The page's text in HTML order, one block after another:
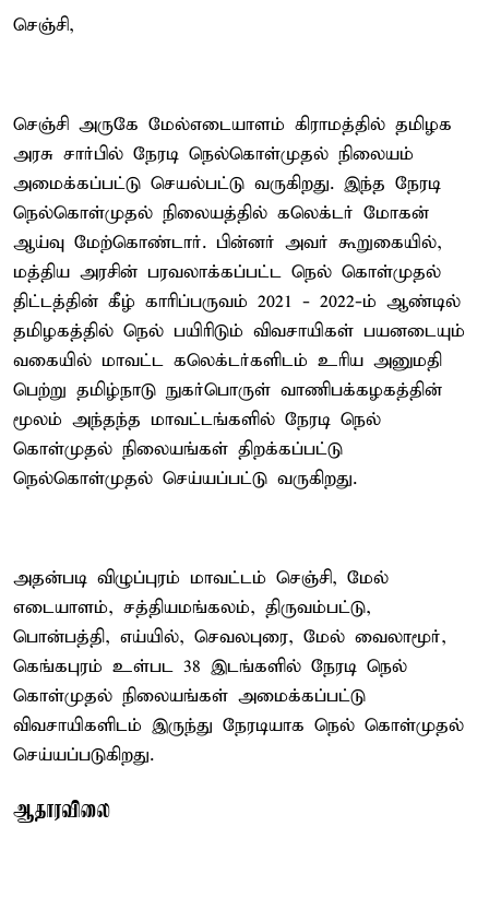
செஞ்சி,
செஞ்சி அருகே மேல்எடையாளம் கிராமத்தில் தமிழக
அரசு சார்பில் நேரடி நெல்கொள்முதல் நிலையம்
அமைக்கப்பட்டு செயல்பட்டு வருகிறது. இந்த நேரடி
நெல்கொள்முதல் நிலையத்தில் கலெக்டர் மோகன்
ஆய்வு மேற்கொண்டார். பின்னர் அவர் கூறுகையில்,
மத்திய அரசின் பரவலாக்கப்பட்ட நெல் கொள்முதல்
திட்டத்தின் கீழ் காரிப்பருவம் 2021 - 2022-ம் ஆண்டில்
தமிழகத்தில் நெல் பயிரிடும் விவசாயிகள் பயனடையும்
வகையில் மாவட்ட கலெக்டர்களிடம் உரிய அனுமதி
பெற்று தமிழ்நாடு நுகர்பொருள் வாணிபக்கழகத்தின்
மூலம் அந்தந்த மாவட்டங்களில் நேரடி நெல்
கொள்முதல் நிலையங்கள் திறக்கப்பட்டு
நெல்கொள்முதல் செய்யப்பட்டு வருகிறது.
அதன்படி விழுப்புரம் மாவட்டம் செஞ்சி, மேல்
எடையாளம், சத்தியமங்கலம், திருவம்பட்டு,
பொன்பத்தி, எய்யில், செவலபுரை, மேல் வைலாமூர்,
கெங்கபுரம் உள்பட 38 இடங்களில் நேரடி நெல்
கொள்முதல் நிலையங்கள் அமைக்கப்பட்டு
விவசாயிகளிடம் இருந்து நேரடியாக நெல் கொள்முதல்
செய்யப்படுகிறது.
ஆதாரவிலை